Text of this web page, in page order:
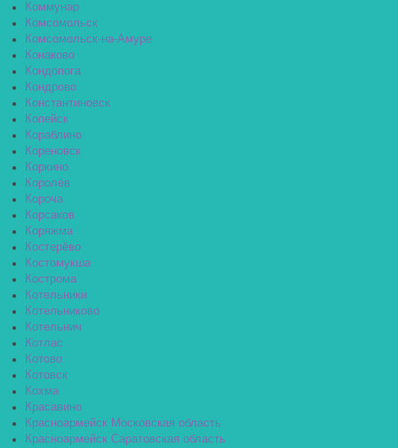
Коммунар
Комсомольск
Комсомольск-на-Амуре
Конаково
Кондопога
Кондрово
Константиновск
Копейск
Кораблино
Кореновск
Коркино
Королёв
Короча
Корсаков
Коряжма
Костерёво
Костомукша
Кострома
Котельники
Котельниково
Котельнич
Котлас
Котово
Котовск
Кохма
Красавино
Красноармейск Московская область
Красноармейск Саратовская область